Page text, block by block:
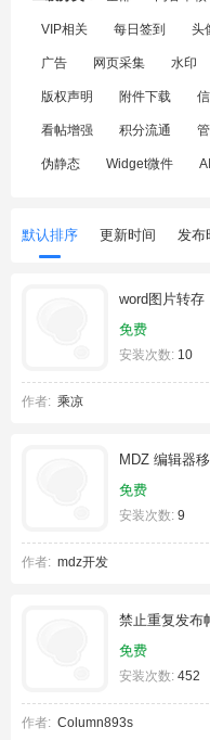
VIP相关 每日签到 头
广告 网页采集 水印
版权声明 附件下载
看帖增强 积分流通
伪静态 Widget微件 AI
默认排序 更新时间 发布
word图片转存
免费
安装次数: 10
作者: 乘凉
MDZ 编辑器
免费
安装次数: 9
作者: mdz开发
禁止重复发布
免费
安装次数: 452
作者: Column893s